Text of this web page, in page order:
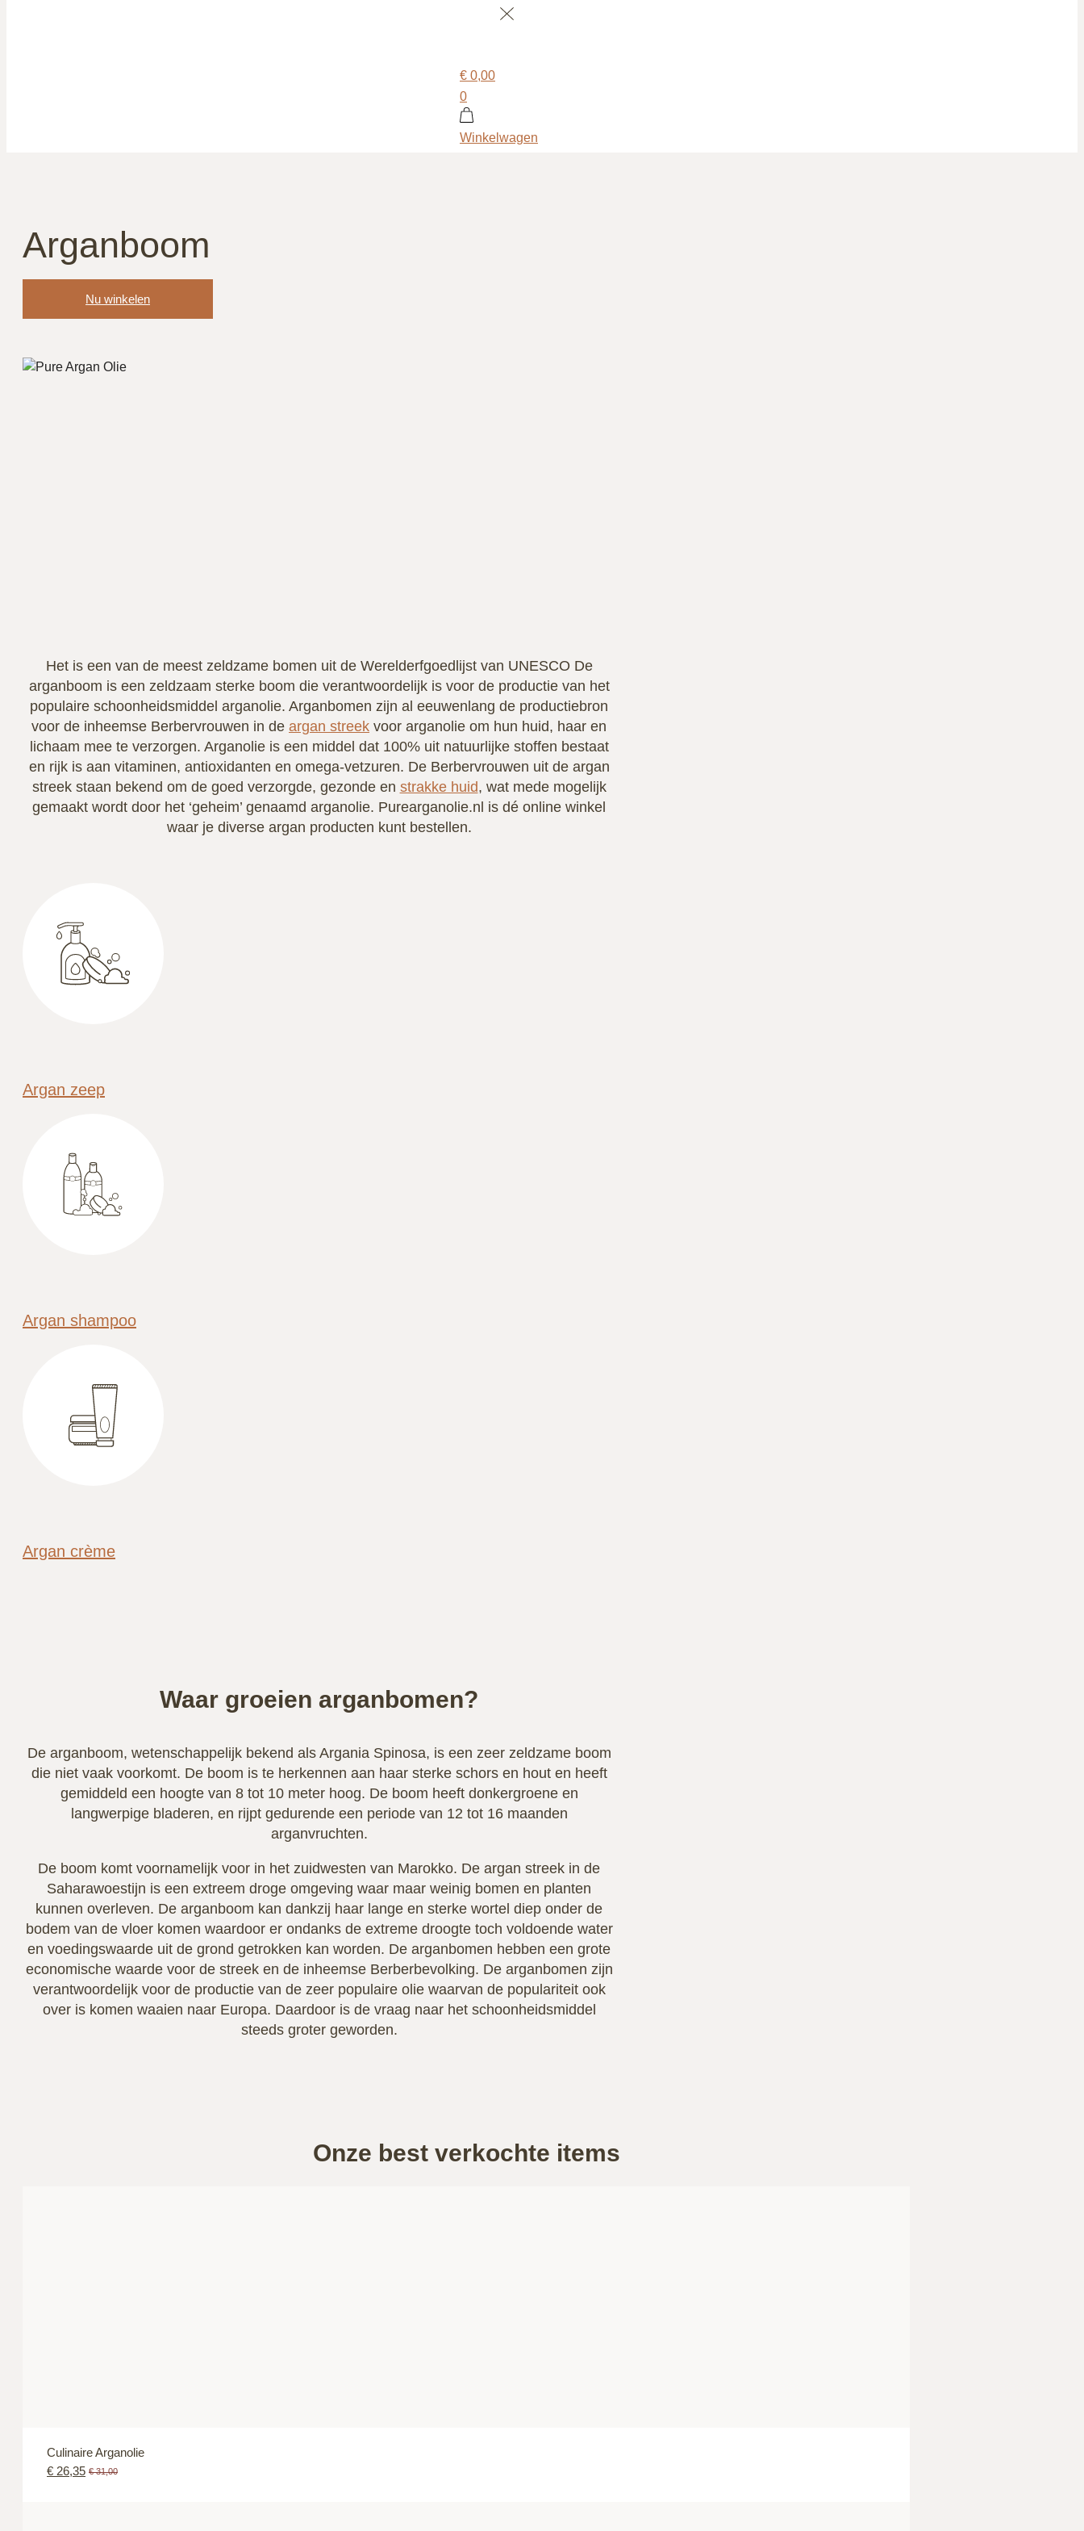
€ 0,00
0
Winkelwagen
Arganboom
Nu winkelen
Het is een van de meest zeldzame bomen uit de Werelderfgoedlijst van UNESCO De
arganboom is een zeldzaam sterke boom die verantwoordelijk is voor de productie van het
populaire schoonheidsmiddel arganolie. Arganbomen zijn al eeuwenlang de productiebron
voor de inheemse Berbervrouwen in de argan streek voor arganolie om hun huid, haar en
lichaam mee te verzorgen. Arganolie is een middel dat 100% uit natuurlijke stoffen bestaat
en rijk is aan vitaminen, antioxidanten en omega-vetzuren. De Berbervrouwen uit de argan
streek staan bekend om de goed verzorgde, gezonde en strakke huid, wat mede mogelijk
gemaakt wordt door het ‘geheim’ genaamd arganolie. Purearganolie.nl is dé online winkel
waar je diverse argan producten kunt bestellen.
Argan zeep
Argan shampoo
Argan crème
Waar groeien arganbomen?
De arganboom, wetenschappelijk bekend als Argania Spinosa, is een zeer zeldzame boom
die niet vaak voorkomt. De boom is te herkennen aan haar sterke schors en hout en heeft
gemiddeld een hoogte van 8 tot 10 meter hoog. De boom heeft donkergroene en
langwerpige bladeren, en rijpt gedurende een periode van 12 tot 16 maanden
arganvruchten.
De boom komt voornamelijk voor in het zuidwesten van Marokko. De argan streek in de
Saharawoestijn is een extreem droge omgeving waar maar weinig bomen en planten
kunnen overleven. De arganboom kan dankzij haar lange en sterke wortel diep onder de
bodem van de vloer komen waardoor er ondanks de extreme droogte toch voldoende water
en voedingswaarde uit de grond getrokken kan worden. De arganbomen hebben een grote
economische waarde voor de streek en de inheemse Berberbevolking. De arganbomen zijn
verantwoordelijk voor de productie van de zeer populaire olie waarvan de populariteit ook
over is komen waaien naar Europa. Daardoor is de vraag naar het schoonheidsmiddel
steeds groter geworden.
Onze best verkochte items
Culinaire Arganolie
€31,00
€ 26,35